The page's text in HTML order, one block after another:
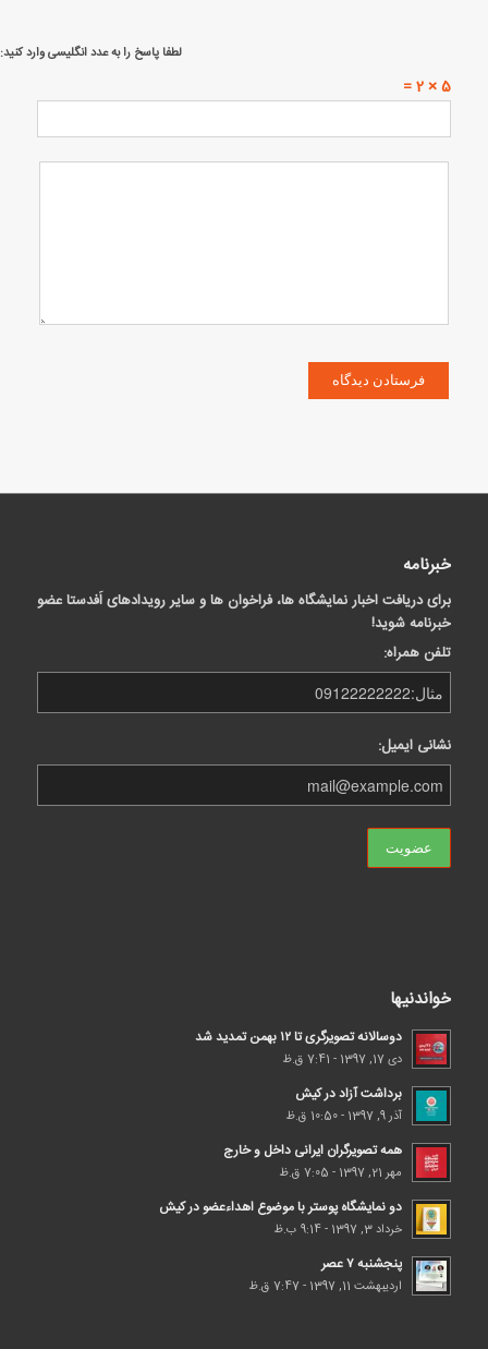
لطفا پاسخ را به عدد انگلیسی وارد کنید:
5 × 2 =
خبرنامه
برای دریافت اخبار نمایشگاه ها، فراخوان ها و سایر رویدادهای اَفدستا عضو
خبرنامه شوید!
تلفن همراه:
نشانی ایمیل:
خواندنیها
دوسالانه تصویرگری تا ۱۲ بهمن تمدید شد
دی 17, 1397 - 7:41 ق.ظ
برداشت آزاد در کیش
آذر 9, 1397 - 10:50 ق.ظ
همه تصویرگران ایرانی داخل و خارج
مهر 21, 1397 - 7:05 ق.ظ
دو نمایشگاه پوستر با موضوع اهداء‌عضو در کیش
خرداد 3, 1397 - 9:14 ب.ظ
پنجشنبه ۷ عصر
اردیبهشت 11, 1397 - 7:47 ق.ظ